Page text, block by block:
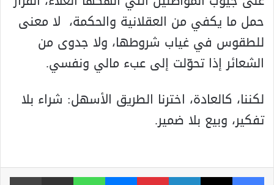
حمل ما يكفي من العقلانية والحكمة، لا معنى
للطقوس في غياب شروطها، ولا جدوى من
الشعائر إذا تحوّلت إلى عبء مالي ونفسي.
لكننا، كالعادة، اخترنا الطريق الأسهل: شراء بلا
تفكير، وبيع بلا ضمير.
فيسبوك ‫X لينكدإن بينتيريست ماسنجر واتساب مشاركة عبر البريد